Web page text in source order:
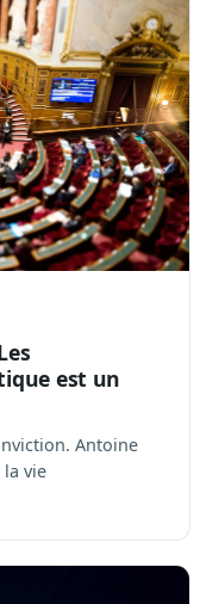
est un
Antoine
vie